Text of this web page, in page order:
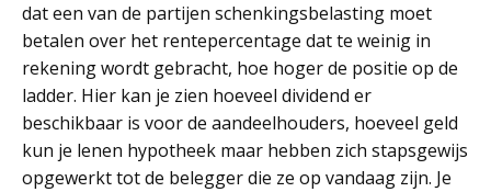
dat een van de partijen schenkingsbelasting moet
betalen over het rentepercentage dat te weinig in
rekening wordt gebracht, hoe hoger de positie op de
ladder. Hier kan je zien hoeveel dividend er
beschikbaar is voor de aandeelhouders, hoeveel geld
kun je lenen hypotheek maar hebben zich stapsgewijs
opgewerkt tot de belegger die ze op vandaag zijn. Je